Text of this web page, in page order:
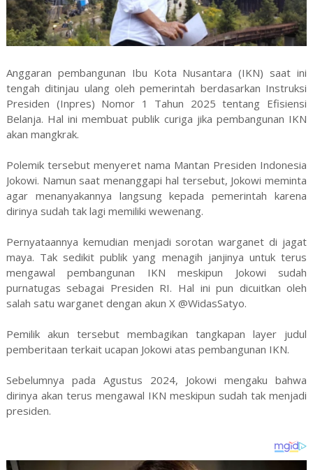
Anggaran pembangunan Ibu Kota Nusantara (IKN) saat ini
tengah ditinjau ulang oleh pemerintah berdasarkan Instruksi
Presiden (Inpres) Nomor 1 Tahun 2025 tentang Efisiensi
Belanja. Hal ini membuat publik curiga jika pembangunan IKN
akan mangkrak.
Polemik tersebut menyeret nama Mantan Presiden Indonesia
Jokowi. Namun saat menanggapi hal tersebut, Jokowi meminta
agar menanyakannya langsung kepada pemerintah karena
dirinya sudah tak lagi memiliki wewenang.
Pernyataannya kemudian menjadi sorotan warganet di jagat
maya. Tak sedikit publik yang menagih janjinya untuk terus
mengawal pembangunan IKN meskipun Jokowi sudah
purnatugas sebagai Presiden RI. Hal ini pun dicuitkan oleh
salah satu warganet dengan akun X @WidasSatyo.
Pemilik akun tersebut membagikan tangkapan layer judul
pemberitaan terkait ucapan Jokowi atas pembangunan IKN.
Sebelumnya pada Agustus 2024, Jokowi mengaku bahwa
dirinya akan terus mengawal IKN meskipun sudah tak menjadi
presiden.